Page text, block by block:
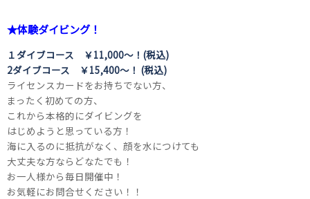
★体験ダイビング！
１ダイブコース ￥11,000～！(税込)
2ダイブコース ￥15,400～！ (税込)
ライセンスカードをお持ちでない方、
まったく初めての方、
これから本格的にダイビングを
はじめようと思っている方！
海に入るのに抵抗がなく、顔を水につけても
大丈夫な方ならどなたでも！
お一人様から毎日開催中！
お気軽にお問合せください！！